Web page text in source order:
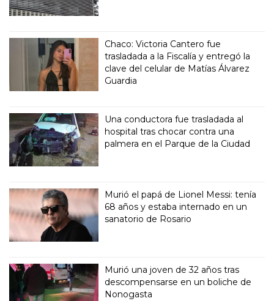
Chaco: Victoria Cantero fue
trasladada a la Fiscalía y entregó la
clave del celular de Matías Álvarez
Guardia
Una conductora fue trasladada al
hospital tras chocar contra una
palmera en el Parque de la Ciudad
Murió el papá de Lionel Messi: tenía
68 años y estaba internado en un
sanatorio de Rosario
Murió una joven de 32 años tras
descompensarse en un boliche de
Nonogasta